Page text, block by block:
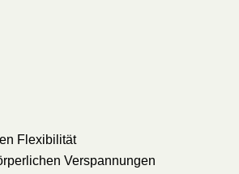
Flexibilität
Verspannungen